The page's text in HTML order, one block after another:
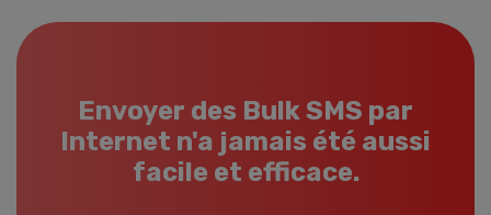
Envoyer des Bulk SMS par
Internet n'a jamais été aussi
facile et efficace.